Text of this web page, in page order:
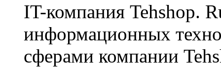
IT-компания Tehshop.
информационных
сферами компании